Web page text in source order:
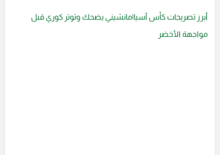
أبرز تصريجات كأس آسيا|مانشيني يضحك وتوتر كوري قبل
مواجهة الأخضر